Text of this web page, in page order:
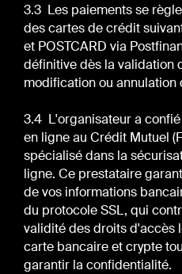
3.3 Les paiements se
des cartes de crédit
et POSTCARD via
définitive dès la validation
modification ou
3.4 L'organisateur a
en ligne au Crédit Mutuel
spécialisé dans la
ligne. Ce prestataire
de vos informations
du protocole SSL, qui
validité des droits d'accès
carte bancaire et crypte
garantir la confidentialité.